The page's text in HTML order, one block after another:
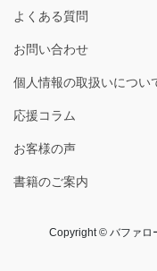
よくある質問
お問い合わせ
個人情報の取扱いについ
応援コラム
お客様の声
書籍のご案内
Copyright © バファロ